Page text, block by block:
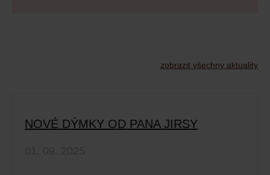
zobrazit všechny aktuality
NOVÉ DÝMKY OD PANA JIRSY